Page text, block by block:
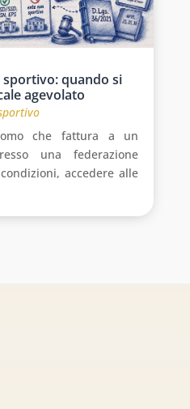
quando si
agevolato
che fattura a un
una federazione
accedere alle